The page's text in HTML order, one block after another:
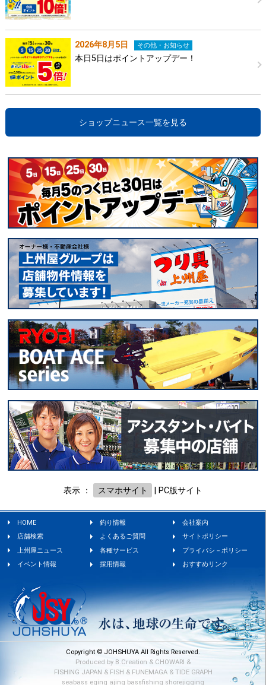
2026年8月5日 その他・お知らせ
本日5日はポイントアップデー！
ショップニュース一覧を見る
表示 ： スマホサイト PC版サイト
HOME 釣り情報
会社案内
店舗検索
よくあるご質問
サイトポリシー
上州屋ニュース
各種サービス
プライバシ－ポリシー
イベント情報
採用情報 おすすめリンク
Copyright © JOHSHUYA All Rights Reserved.
Produced by B.Creation & CHOWARI &
FISHING JAPAN & FISH & FUNEMAGA& TIDE GRAPH
seabass eging ajing bassfishing shorejigging